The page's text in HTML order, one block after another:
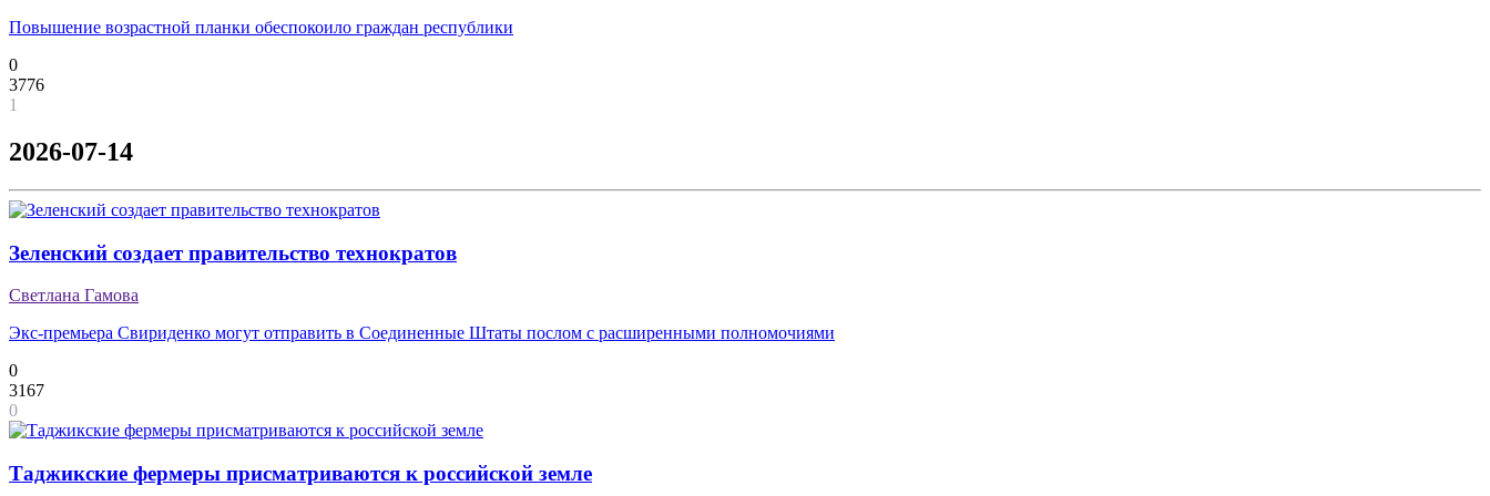
Повышение возрастной планки обеспокоило граждан республики
0
3776
1
2026-07-14
Зеленский создает правительство технократов
Светлана Гамова
Экс-премьера Свириденко могут отправить в Соединенные Штаты послом с расширенными полномочиями
0
3167
0
Таджикские фермеры присматриваются к российской земле